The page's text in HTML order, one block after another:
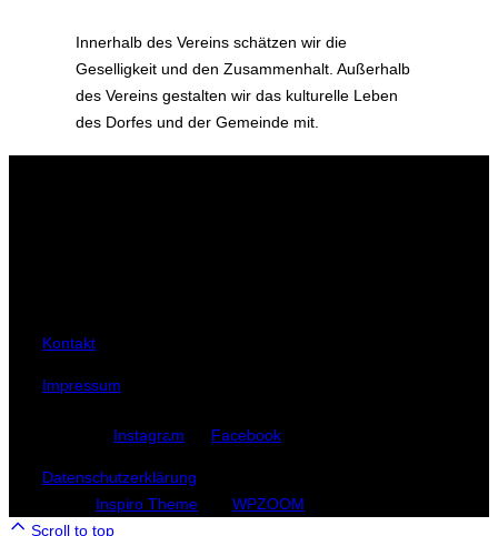
Innerhalb des Vereins schätzen wir die
Geselligkeit und den Zusammenhalt. Außerhalb
des Vereins gestalten wir das kulturelle Leben
des Dorfes und der Gemeinde mit.
Kontakt
Impressum
Instagram Facebook
Datenschutzerklärung
Inspiro Theme
WPZOOM
Scroll to top